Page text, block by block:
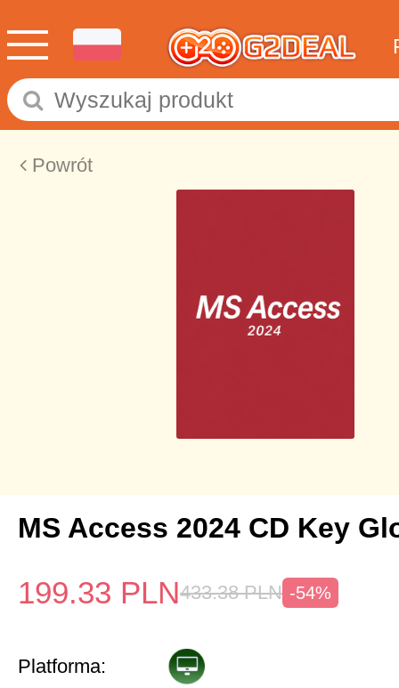
Powrót
MS Access 2024 CD Key
199.33 PLN433.38 PLN -54%
Platforma: